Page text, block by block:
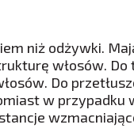
niż odżywki.
włosów. Do
Do
w przypadku